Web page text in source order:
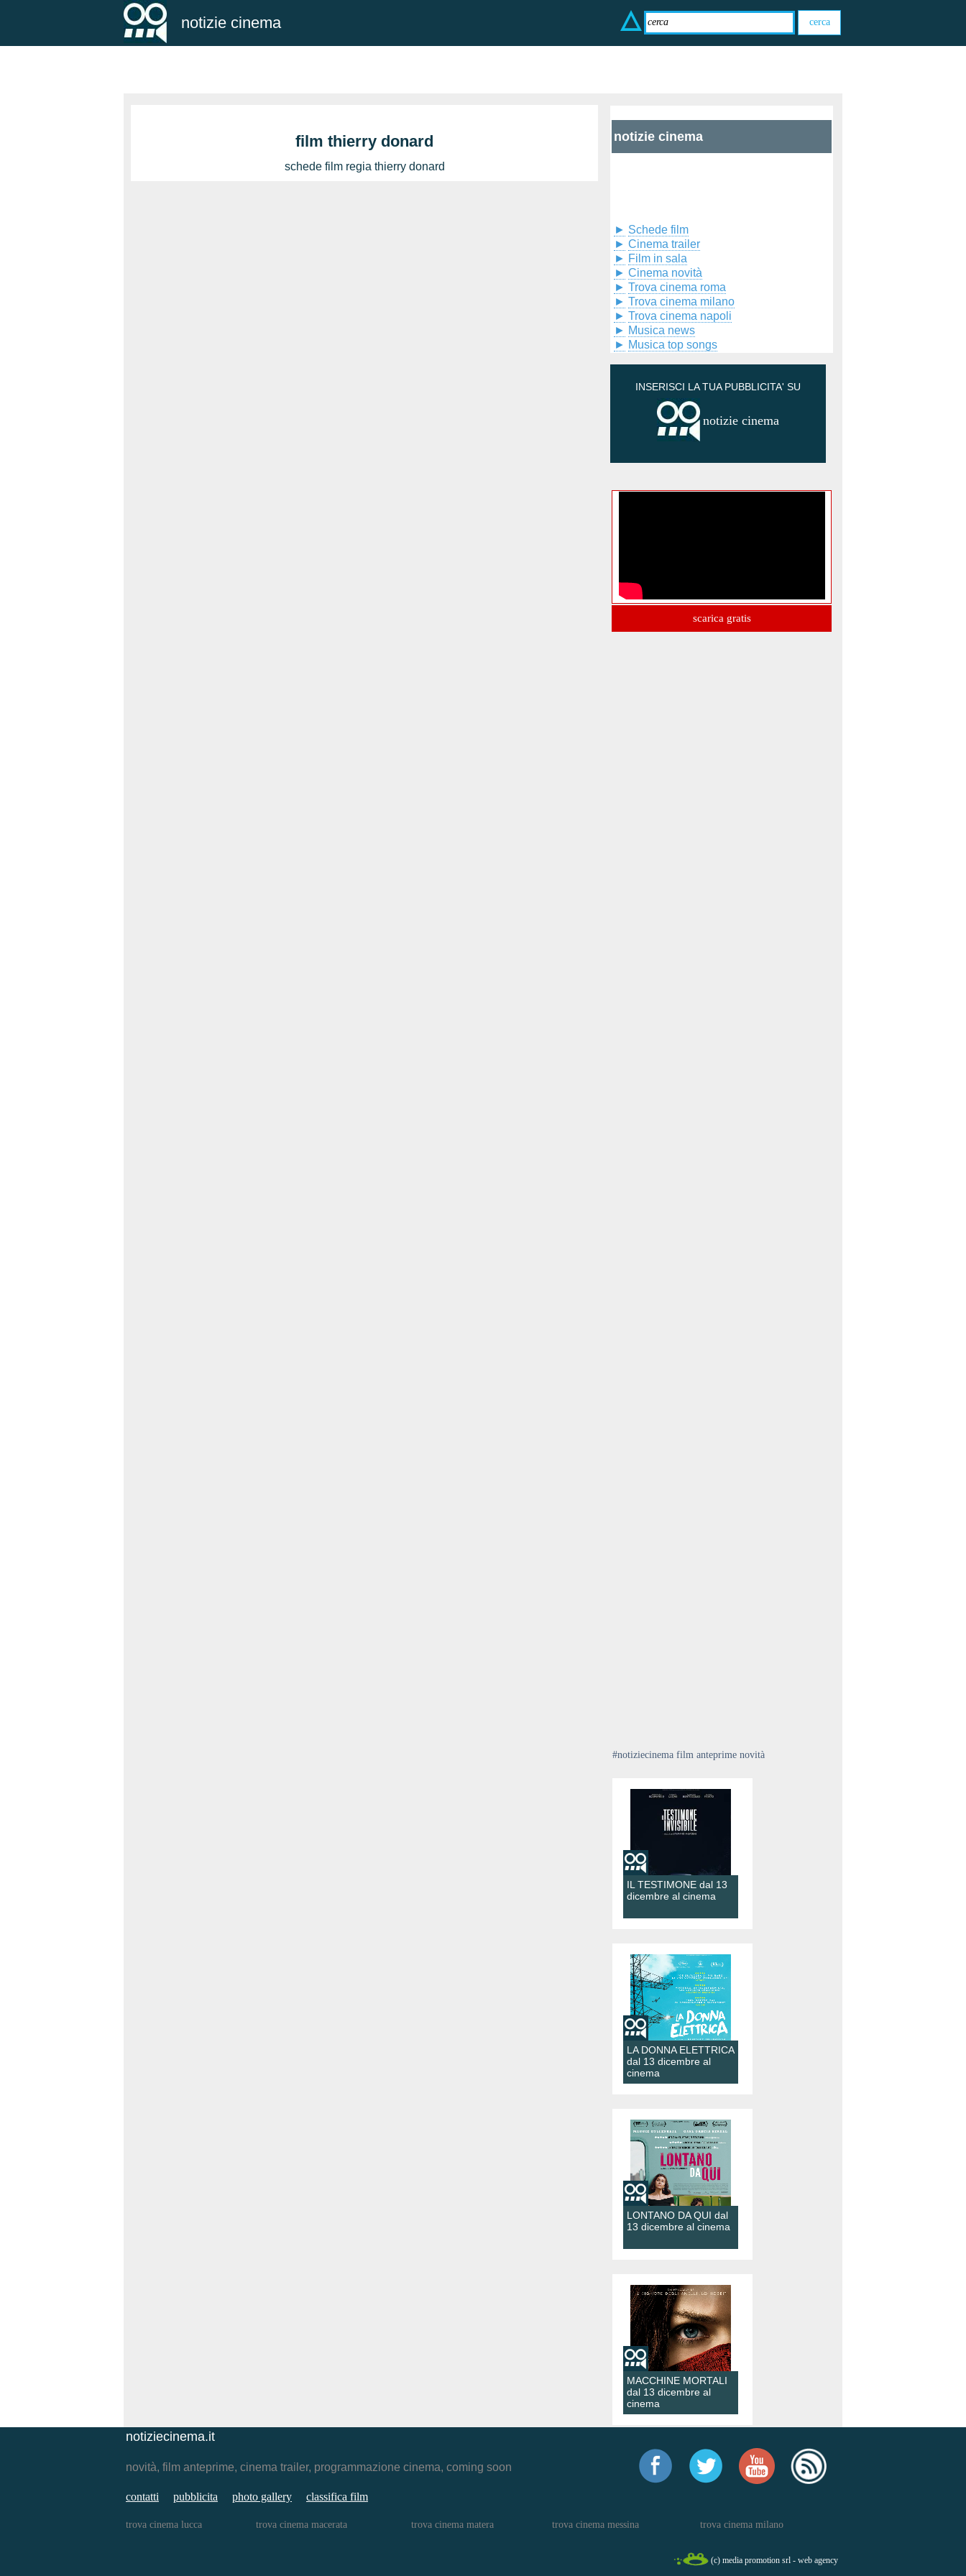
notizie cinema
film thierry donard
schede film regia thierry donard
notizie cinema
► Schede film
► Cinema trailer
► Film in sala
► Cinema novità
► Trova cinema roma
► Trova cinema milano
► Trova cinema napoli
► Musica news
► Musica top songs
INSERISCI LA TUA PUBBLICITA' SU
notizie cinema
scarica gratis
#notiziecinema film anteprime novità
IL TESTIMONE dal 13
dicembre al cinema
LA DONNA ELETTRICA
dal 13 dicembre al
cinema
LONTANO DA QUI dal
13 dicembre al cinema
MACCHINE MORTALI
dal 13 dicembre al
cinema
notiziecinema.it
novità, film anteprime, cinema trailer, programmazione cinema, coming soon
contatti pubblicita photo gallery classifica film
trova cinema lucca trova cinema macerata trova cinema matera trova cinema messina trova cinema milano
(c) media promotion srl - web agency